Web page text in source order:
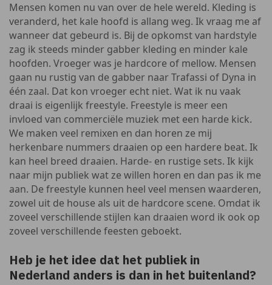
Mensen komen nu van over de hele wereld. Kleding is
veranderd, het kale hoofd is allang weg. Ik vraag me af
wanneer dat gebeurd is. Bij de opkomst van hardstyle
zag ik steeds minder gabber kleding en minder kale
hoofden. Vroeger was je hardcore of mellow. Mensen
gaan nu rustig van de gabber naar Trafassi of Dyna in
één zaal. Dat kon vroeger echt niet. Wat ik nu vaak
draai is eigenlijk freestyle. Freestyle is meer een
invloed van commerciële muziek met een harde kick.
We maken veel remixen en dan horen ze mij
herkenbare nummers draaien op een hardere beat. Ik
kan heel breed draaien. Harde- en rustige sets. Ik kijk
naar mijn publiek wat ze willen horen en dan pas ik me
aan. De freestyle kunnen heel veel mensen waarderen,
zowel uit de house als uit de hardcore scene. Omdat ik
zoveel verschillende stijlen kan draaien word ik ook op
zoveel verschillende feesten geboekt.
Heb je het idee dat het publiek in
Nederland anders is dan in het buitenland?